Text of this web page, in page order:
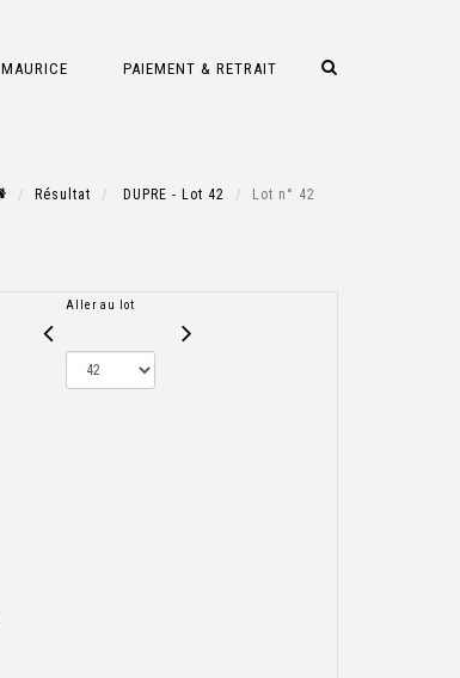
MAURICE PAIEMENT & RETRAIT
Résultat DUPRE - Lot 42 Lot n° 42
Aller au lot